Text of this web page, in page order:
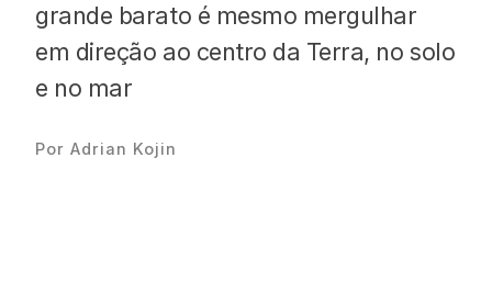
grande barato é mesmo mergulhar
em direção ao centro da Terra, no solo
e no mar
Por Adrian Kojin